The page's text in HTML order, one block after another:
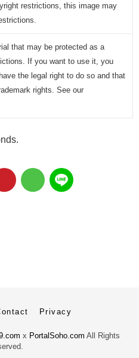
restrictions, this image may
that may be protected as a
If you want to use it, you
the legal right to do so and that
rights. See our
Privacy
x PortalSoho.com All Rights